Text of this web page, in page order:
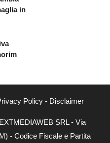
in
Policy- Disclaimer
SRL - Via
- Codice Fiscale e Partita